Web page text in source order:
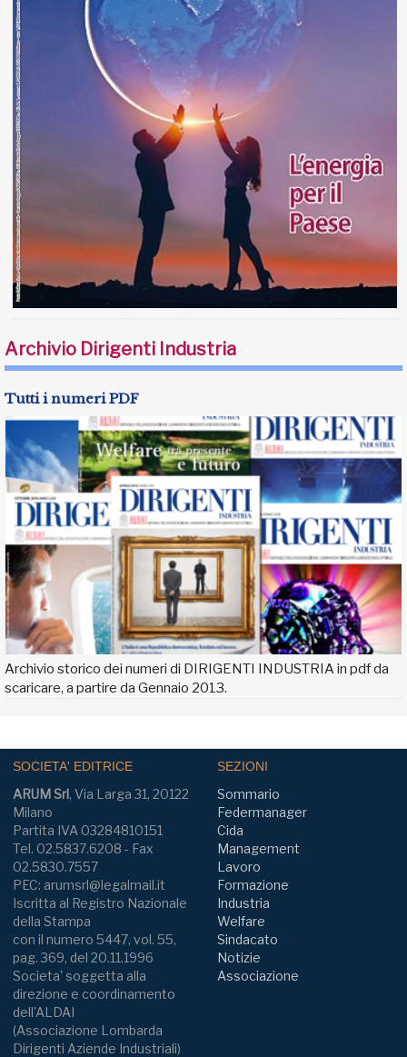
Archivio Dirigenti Industria
Tutti i numeri PDF
Archivio storico dei numeri di DIRIGENTI INDUSTRIA in pdf da
scaricare, a partire da Gennaio 2013.
SOCIETA' EDITRICE
ARUM Srl, Via Larga 31, 20122
Milano
Partita IVA 03284810151
Tel. 02.5837.6208 - Fax
02.5830.7557
PEC: arumsrl@legalmail.it
Iscritta al Registro Nazionale
della Stampa
con il numero 5447, vol. 55,
pag. 369, del 20.11.1996
Societa' soggetta alla
direzione e coordinamento
dell'ALDAI
(Associazione Lombarda
Dirigenti Aziende Industriali)
SEZIONI
Sommario
Federmanager
Cida
Management
Lavoro
Formazione
Industria
Welfare
Sindacato
Notizie
Associazione